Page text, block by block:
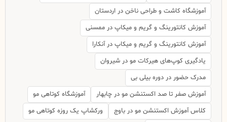
آموزشگاه کاشت و طراحی ناخن در اردستان
آموزش کانتورینگ و گریم و میکاپ در ممسنی
آموزش کانتورینگ و گریم و میکاپ در آنکارا
یادگیری کوپ‌های هیرکات مو در شیروان
مدرک حضور در دوره بیلی بی
آموزش صفر تا صد اکستنشن مو در چابهار
آموزشگاه کوتاهی مو
کلاس آموزش اکستنشن مو در باوج
ورکشاپ یک روزه کوتاهی مو